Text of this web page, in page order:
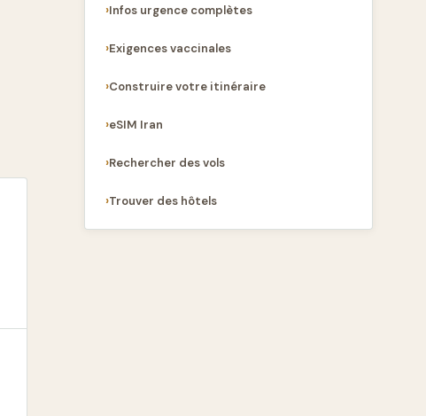
Infos urgence complètes
Exigences vaccinales
Construire votre itinéraire
eSIM Iran
Rechercher des vols
Trouver des hôtels